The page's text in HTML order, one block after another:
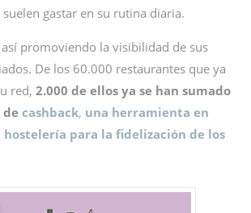
gastar en su rutina diaria.
promoviendo la visibilidad de sus
De los 60.000 restaurantes que ya
red, 2.000 de ellos ya se han sumado
cashback, una herramienta en
hostelería para la fidelización de los